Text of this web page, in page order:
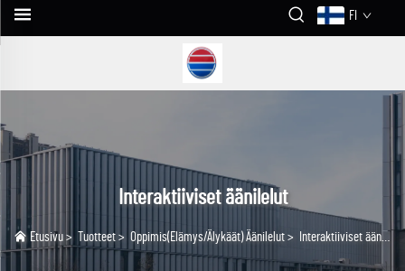
FI
Interaktiiviset äänilelut
Etusivu > Tuotteet > Oppimis(Elämys/Älykäät) Äänilelut > Interaktiiviset äänilelut